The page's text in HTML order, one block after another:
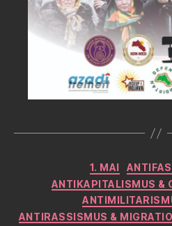
1. MAI
ANTIKAPITALISMUS &
ANTIRASSISMUS &